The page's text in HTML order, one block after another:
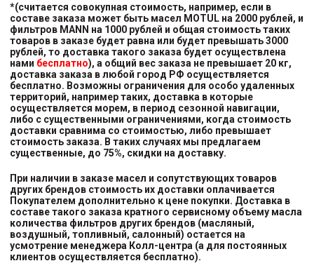
*(считается совокупная стоимость, например, если в
составе заказа может быть масел MOTUL на 2000 рублей, и
фильтров MANN на 1000 рублей и общая стоимость таких
товаров в заказе будет равна или будет превышать 3000
рублей, то доставка такого заказа будет осуществлена
нами бесплатно), а общий вес заказа не превышает 20 кг,
доставка заказа в любой город РФ осуществляется
бесплатно. Возможны ограничения для особо удаленных
территорий, например таких, доставка в которые
осуществляется морем, в период сезонной навигации,
либо с существенными ограничениями, когда стоимость
доставки сравнима со стоимостью, либо превышает
стоимость заказа. В таких случаях мы предлагаем
существенные, до 75%, скидки на доставку.
При наличии в заказе масел и сопутствующих товаров
других брендов стоимость их доставки оплачивается
Покупателем дополнительно к цене покупки. Доставка в
составе такого заказа кратного сервисному объему масла
количества фильтров других брендов (масляный,
воздушный, топливный, салонный) остается на
усмотрение менеджера Колл-центра (а для постоянных
клиентов осуществляется бесплатно).